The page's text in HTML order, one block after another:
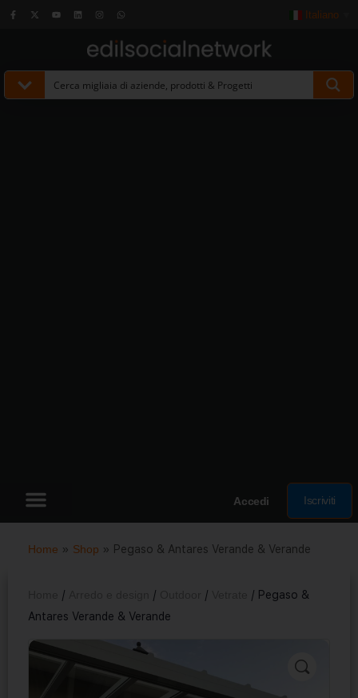
Italiano
Accedi Iscriviti
Home » Shop » Pegaso & Antares Verande & Verande
/ / /
/ Pegaso &
Antares Verande & Verande